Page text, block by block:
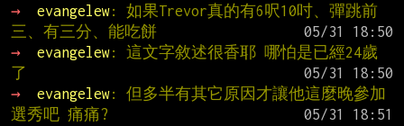
→
evangelew: 如果Trevor真的有6呎10吋、彈跳前
三、有三分、能吃餅
→
evangelew: 這文字敘述很香耶 哪怕是已經24歲
了
→
evangelew: 但多半有其它原因才讓他這麼晚參加
選秀吧 痛痛?